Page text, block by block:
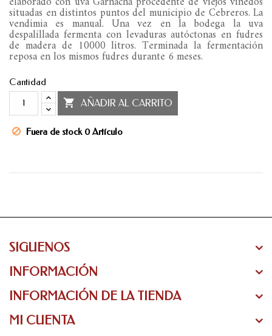
situadas en distintos puntos del municipio de Cebreros. La
vendimia es manual. Una vez en la bodega la uva
despalillada fermenta con levaduras autóctonas en fudres
de madera de 10000 litros. Terminada la fermentación
reposa en los mismos fudres durante 6 meses.
Cantidad
 AÑADIR AL CARRITO
Fuera de stock 0 Artículo
SIGUENOS
INFORMACIÓN
INFORMACIÓN DE LA TIENDA
MI CUENTA